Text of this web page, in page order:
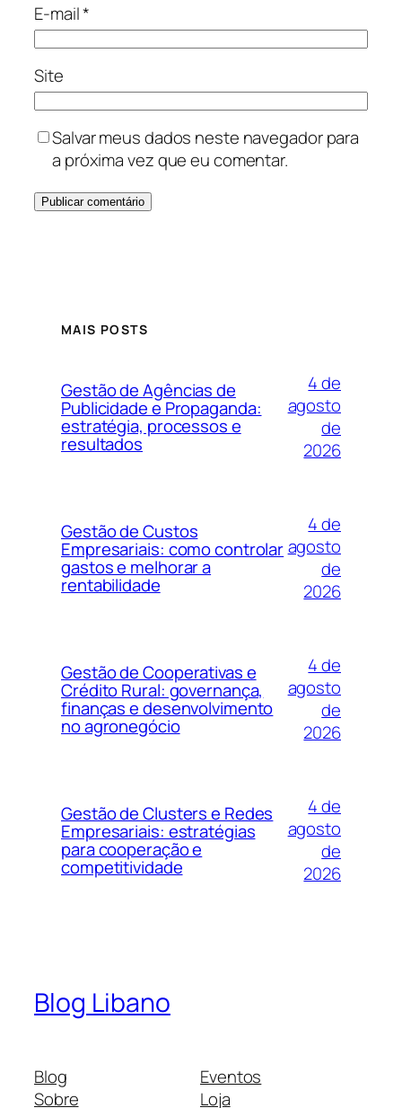
E-mail*
Site
Salvar meus dados neste navegador para
a próxima vez que eu comentar.
MAIS POSTS
Gestão de Agências de
Publicidade e Propaganda:
estratégia, processos e
resultados
4 de
agosto
de
2026
Gestão de Custos
Empresariais: como controlar
gastos e melhorar a
rentabilidade
4 de
agosto
de
2026
Gestão de Cooperativas e
Crédito Rural: governança,
finanças e desenvolvimento
no agronegócio
4 de
agosto
de
2026
Gestão de Clusters e Redes
Empresariais: estratégias
para cooperação e
competitividade
4 de
agosto
de
2026
Blog Libano
Blog
Sobre
Eventos
Loja